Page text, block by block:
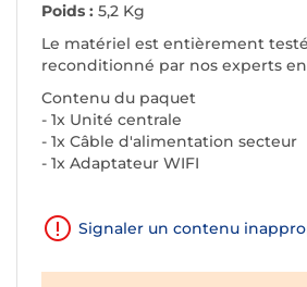
Poids : 5,2 Kg
Le matériel est entièrement
reconditionné par nos experts
Contenu du paquet
- 1x Unité centrale
- 1x Câble d'alimentation secteur
- 1x Adaptateur WIFI
Signaler un contenu